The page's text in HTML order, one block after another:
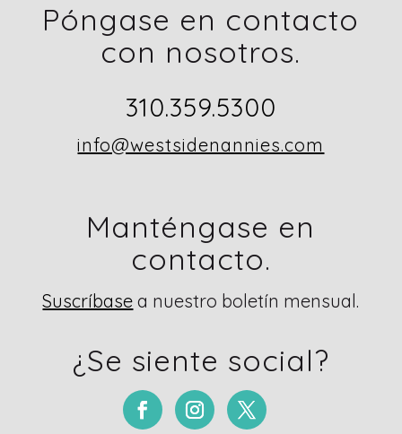
Póngase en contacto
con nosotros.
310.359.5300
info@westsidenannies.com
Manténgase en
contacto.
Suscríbase a nuestro boletín mensual.
¿Se siente social?